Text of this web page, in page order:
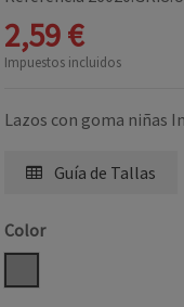
2,59 €
Impuestos incluidos
Lazos con goma niñas
Guía de Tallas
Color